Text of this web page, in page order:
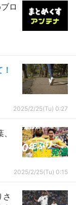
ロ
2025/2/25(Tu) 0:27
2025/2/25(Tu) 0:15